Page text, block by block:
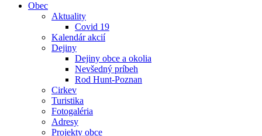
Obec
Aktuality
Covid 19
Kalendár akcií
Dejiny
Dejiny obce a okolia
Nevšedný príbeh
Rod Hunt-Poznan
Cirkev
Turistika
Fotogaléria
Adresy
Projekty obce